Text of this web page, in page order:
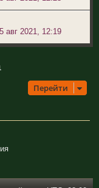
авг 2021, 12:19
Перейти